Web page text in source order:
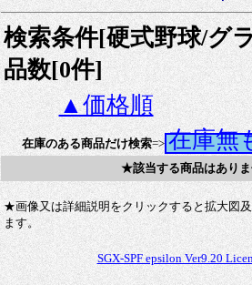
検索条件[硬式野球/グ
品数[0件]
▲価格順
在庫のある商品だけ検索=> 在庫無
★該当する商品はあり
★画像又は詳細説明をクリックすると拡大図
ます。
SGX-SPF epsilon Ver9.20